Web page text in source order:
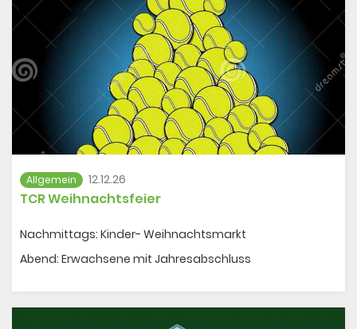
Allgemein 12.12.26
TCR Weihnachtsfeier
Nachmittags: Kinder- Weihnachtsmarkt
Abend: Erwachsene mit Jahresabschluss